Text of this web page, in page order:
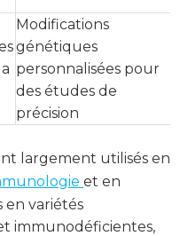
Modifications
génétiques
personnalisées pour
des études de
précision
largement utilisés en
et en
en variétés
immunodéficientes,